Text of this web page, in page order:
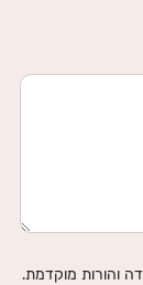
והורות מוקדמת.